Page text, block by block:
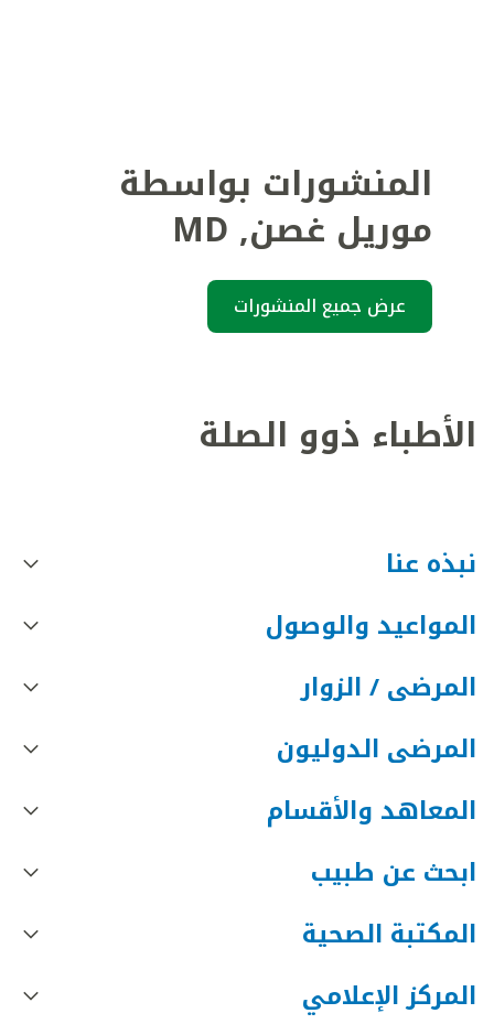
المنشورات بواسطة
موريل غصن,
MD
عرض جميع المنشورات
الأطباء ذوو الصلة
نبذه عنا
المواعيد والوصول
المرضى / الزوار
المرضى الدوليون
المعاهد والأقسام
ابحث عن طبيب
المكتبة الصحية
المركز الإعلامي